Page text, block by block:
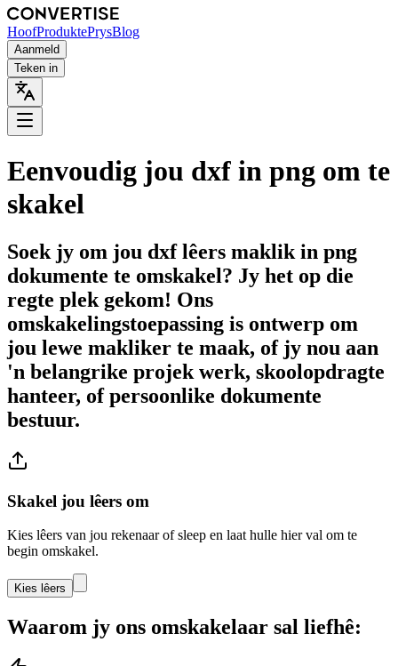
HoofProduktePrysBlog
Aanmeld
Teken in
Eenvoudig jou dxf in png om te
skakel
Soek jy om jou dxf lêers maklik in png
dokumente te omskakel? Jy het op die
regte plek gekom! Ons
omskakelingstoepassing is ontwerp om
jou lewe makliker te maak, of jy nou aan
'n belangrike projek werk, skoolopdragte
hanteer, of persoonlike dokumente
bestuur.
Skakel jou lêers om
Kies lêers van jou rekenaar of sleep en laat hulle hier val om te
begin omskakel.
Kies lêers
Waarom jy ons omskakelaar sal liefhê: